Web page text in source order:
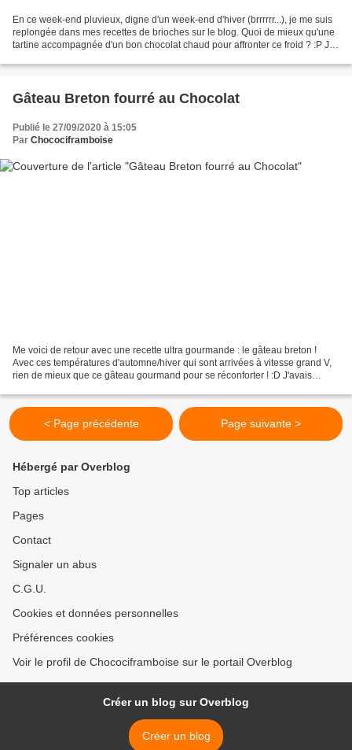
En ce week-end pluvieux, digne d'un week-end d'hiver (brrrrrr...), je me suis
replongée dans mes recettes de brioches sur le blog. Quoi de mieux qu'une
tartine accompagnée d'un bon chocolat chaud pour affronter ce froid ? :P J'ai
Gâteau Breton fourré au Chocolat
Publié le 27/09/2020 à 15:05
Par Chocociframboise
Me voici de retour avec une recette ultra gourmande : le gâteau breton !
Avec ces températures d'automne/hiver qui sont arrivées à vitesse grand V,
rien de mieux que ce gâteau gourmand pour se réconforter ! :D J'avais
< Page précédente Page suivante >
Hébergé par Overblog
Top articles
Pages
Contact
Signaler un abus
C.G.U.
Cookies et données personnelles
Préférences cookies
Voir le profil de Chocociframboise sur le portail Overblog
Créer un blog sur Overblog
Créer un blog